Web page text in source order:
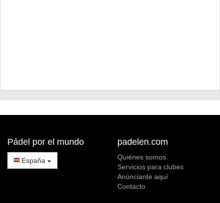
Pádel por el mundo
España
padelen.com
Quiénes somos
Servicios para clubes
Anúnciante aquí
Contacto